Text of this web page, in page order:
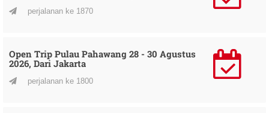
perjalanan ke 1870
Open Trip Pulau Pahawang 28 - 30 Agustus
2026, Dari Jakarta
perjalanan ke 1800